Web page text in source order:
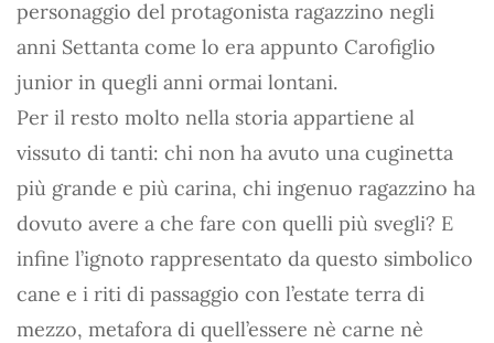
personaggio del protagonista ragazzino negli
anni Settanta come lo era appunto Carofiglio
junior in quegli anni ormai lontani.
Per il resto molto nella storia appartiene al
vissuto di tanti: chi non ha avuto una cuginetta
più grande e più carina, chi ingenuo ragazzino ha
dovuto avere a che fare con quelli più svegli? E
infine l’ignoto rappresentato da questo simbolico
cane e i riti di passaggio con l’estate terra di
mezzo, metafora di quell’essere nè carne nè